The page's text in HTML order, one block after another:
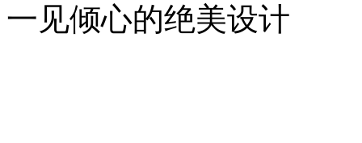
一见倾心的绝美设计